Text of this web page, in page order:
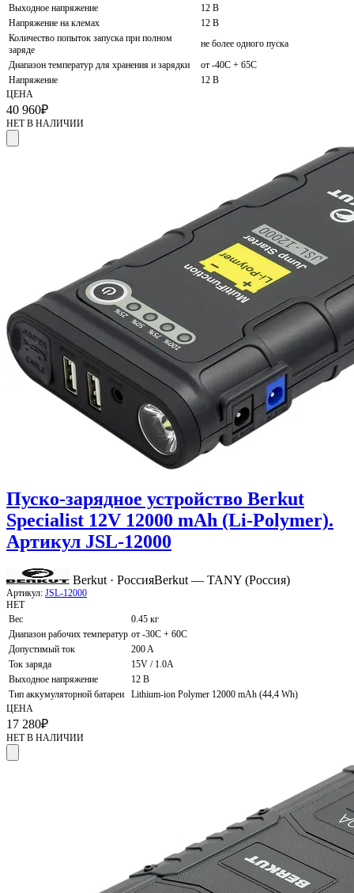
Выходное напряжение
12 В
Напряжение на клемах
12 В
Количество попыток запуска при полном
заряде
не более одного пуска
Диапазон температур для хранения и зарядки
от -40С + 65С
Напряжение
12 В
ЦЕНА
40 960₽
НЕТ В НАЛИЧИИ
Пуско-зарядное устройство Berkut
Specialist 12V 12000 mAh (Li-Polymer).
Артикул JSL-12000
Berkut · РоссияBerkut — TANY (Россия)
Артикул: JSL-12000
НЕТ
Вес
0.45 кг
Диапазон рабочих температур от -30С + 60С
Допустимый ток
200 A
Ток заряда
15V / 1.0A
Выходное напряжение
12 В
Тип аккумуляторной батареи
Lithium-ion Polymer 12000 mAh (44,4 Wh)
ЦЕНА
17 280₽
НЕТ В НАЛИЧИИ